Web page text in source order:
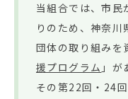
当組合では、市民
りのため、神奈
団体の取り組みを
援プログラム 」が
その第22回・24